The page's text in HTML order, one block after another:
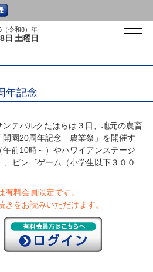
（令和8）年
日 土曜日
年記念
テパルクたはらは３日、地元の農畜
開園20周年記念 農業祭」を開催す
前10時～）やハワイアンステージ
、ビンゴゲーム（小学生以下３００...
有料会員限定です。
きをお読みいただけます。